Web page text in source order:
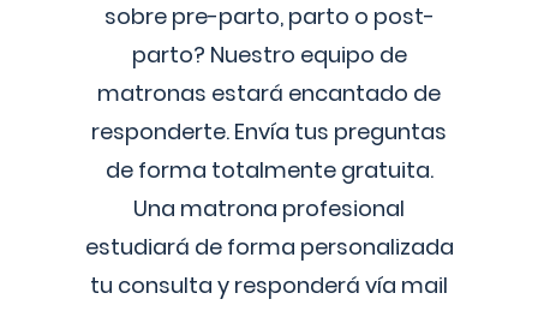
sobre pre-parto, parto o post-
parto? Nuestro equipo de
matronas estará encantado de
responderte. Envía tus preguntas
de forma totalmente gratuita.
Una matrona profesional
estudiará de forma personalizada
tu consulta y responderá vía mail